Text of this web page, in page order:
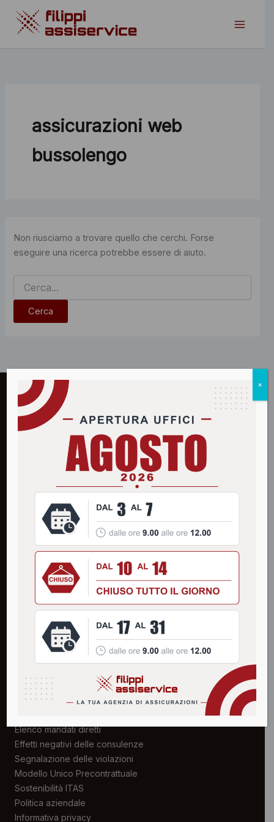
contenuto
assicurazioni web
bussolengo
Non riusciamo a trovare quello che cerchi. Forse
eseguire una ricerca potrebbe essere di aiuto.
filippiassiservice
Agenzia plurimandataria di assicurazione a Bussolengo
(VR). L'evoluzione della consulenza fin dal 1963.
Via Citella 65/A · 37012 Bussolengo (VR)
045 6752911
info@filippiassiservice.it
Banco BPM · Ag. di Bussolengo
IBAN: IT 39 H 05034 59310 000000004085
Codice Univoco: USAL8PV
SERVIZI
Aziende e Professionisti
Associazioni
Certificazioni
Numeri Utili
AREA TRASPARENZA
Elenco mandati diretti
Effetti negativi delle consulenze
Segnalazione delle violazioni
Modello Unico Precontrattuale
Sostenibilità ITAS
Politica aziendale
Informativa privacy
×